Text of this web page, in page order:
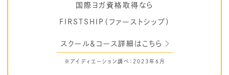
国際ヨガ資格取得なら
FIRSTSHIP（ファーストシップ）
スクール＆コース詳細はこちら
※アイディエーション調べ：2023年6月